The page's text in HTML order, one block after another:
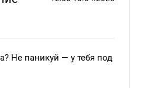
мест.
Не паникуй — у тебя под